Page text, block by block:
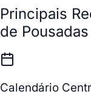
Principais
de
Calendário